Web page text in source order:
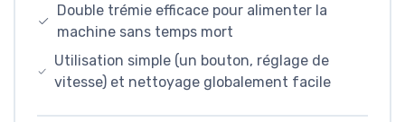
Double trémie efficace pour alimenter la
machine sans temps mort
Utilisation simple (un bouton, réglage de
vitesse) et nettoyage globalement facile